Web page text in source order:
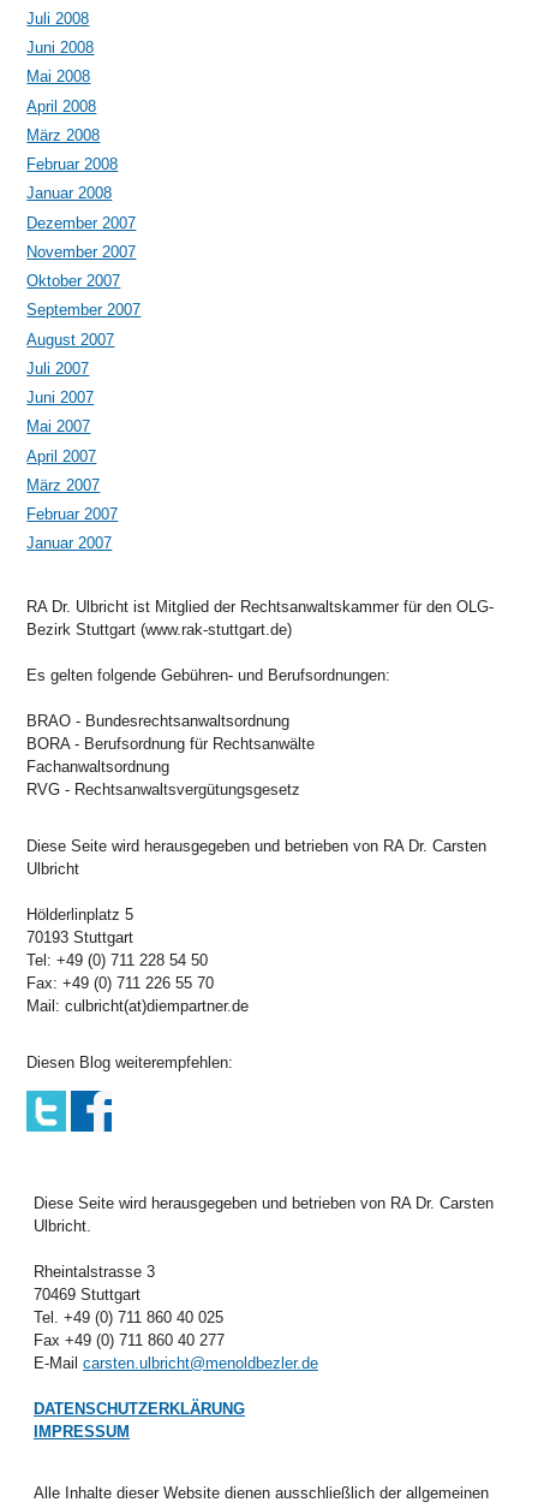
Juli 2008
Juni 2008
Mai 2008
April 2008
März 2008
Februar 2008
Januar 2008
Dezember 2007
November 2007
Oktober 2007
September 2007
August 2007
Juli 2007
Juni 2007
Mai 2007
April 2007
März 2007
Februar 2007
Januar 2007
RA Dr. Ulbricht ist Mitglied der Rechtsanwaltskammer für den OLG-
Bezirk Stuttgart (www.rak-stuttgart.de)
Es gelten folgende Gebühren- und Berufsordnungen:
BRAO - Bundesrechtsanwaltsordnung
BORA - Berufsordnung für Rechtsanwälte
Fachanwaltsordnung
RVG - Rechtsanwaltsvergütungsgesetz
Diese Seite wird herausgegeben und betrieben von RA Dr. Carsten
Ulbricht
Hölderlinplatz 5
70193 Stuttgart
Tel: +49 (0) 711 228 54 50
Fax: +49 (0) 711 226 55 70
Mail: culbricht(at)diempartner.de
Diesen Blog weiterempfehlen:
Diese Seite wird herausgegeben und betrieben von RA Dr. Carsten
Ulbricht.
Rheintalstrasse 3
70469 Stuttgart
Tel. +49 (0) 711 860 40 025
Fax +49 (0) 711 860 40 277
E-Mail carsten.ulbricht@menoldbezler.de
DATENSCHUTZERKLÄRUNG
IMPRESSUM
Alle Inhalte dieser Website dienen ausschließlich der allgemeinen